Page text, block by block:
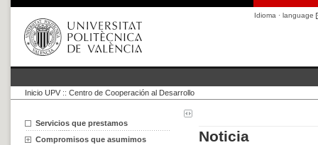
Idioma · language
Inicio UPV :: Centro de Cooperación al Desarrollo
Servicios que prestamos
Compromisos que asumimos
Noticia